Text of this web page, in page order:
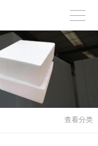
查看分类